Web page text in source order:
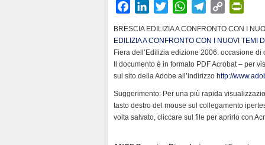
c
e
b
o
o
k
n
k
e
d
I
n
i
e
r
W
a
t
s
A
p
p
l
e
g
r
a
m
C
p
y
L
i
n
k
n
t
F
r
i
e
BRESCIA EDILIZIA A CONFRONTO CON I
EDILIZIA A CONFRONTO CON I NUOVI TEMI
Fiera dell’Edilizia edizione 2006: occasione
Il documento è in formato PDF Acrobat – per
sul sito della Adobe all’indirizzo http://
Suggerimento: Per una più rapida
tasto destro del mouse sul collegamento
volta salvato, cliccare sul file per aprirlo con